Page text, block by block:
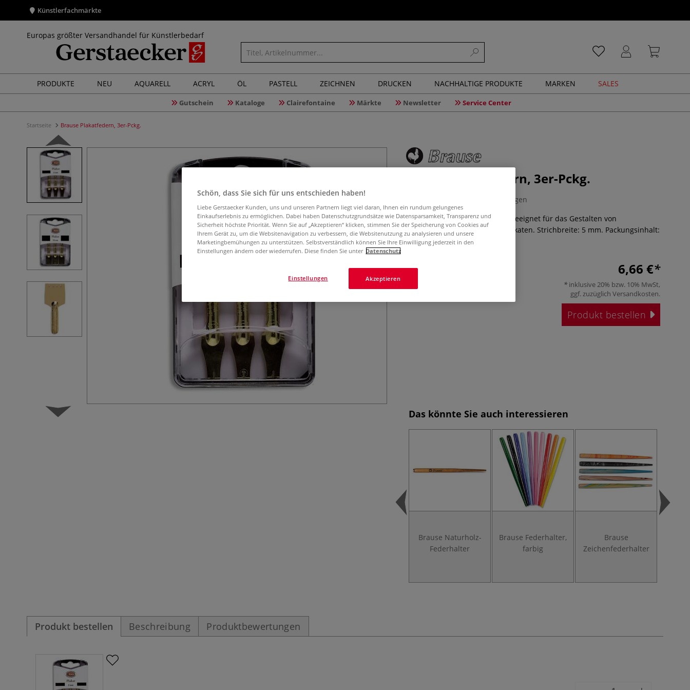
Künstlerfachmärkte
Europas größter Versandhandel für Künstlerbedarf
PRODUKTE NEU AQUARELL ACRYL ÖL PASTELL ZEICHNEN DRUCKEN NACHHALTIGE PRODUKTE MARKEN SALES
Gutschein Kataloge Clairefontaine Märkte Newsletter Service Center
Startseite Brause Plakatfedern, 3er-Pckg.
Brause Plakatfedern, 3er-Pckg.
0 Bewertungen
Die Brause Plakatfeder ist ideal geeignet für das Gestalten von
großformatigen Schriften auf Plakaten. Strichbreite: 5 mm. Packungsinhalt:
3 Stück.
Mehr
6,66 €
inklusive 20% bzw. 10% MwSt,
ggf. zuzüglich Versandkosten.
Produkt bestellen
Das könnte Sie auch interessieren
Brause Naturholz-
Federhalter
Brause Federhalter,
farbig
Brause
Zeichenfederhalter
Produkt bestellen Beschreibung Produktbewertungen
Schön, dass Sie sich für uns entschieden haben!
Liebe Gerstaecker Kunden, uns und unseren Partnern liegt viel daran, Ihnen ein rundum gelungenes
Einkaufserlebnis zu ermöglichen. Dabei haben Datenschutzgrundsätze wie Datensparsamkeit, Transparenz und
Sicherheit höchste Priorität. Wenn Sie auf „Akzeptieren“ klicken, stimmen Sie der Speicherung von Cookies auf
Ihrem Gerät zu, um die Websitenavigation zu verbessern, die Websitenutzung zu analysieren und unsere
Marketingbemühungen zu unterstützen. Selbstverständlich können Sie Ihre Einwilligung jederzeit in den
Einstellungen ändern oder wiederrufen. Diese finden Sie unter Datenschutz
Akzeptieren
Einstellungen